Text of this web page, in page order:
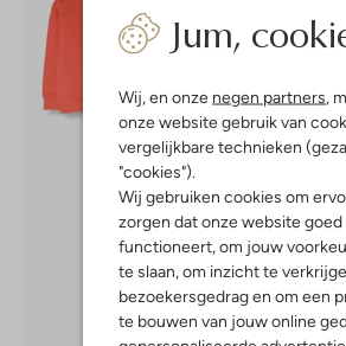
Jum,
Wij, en onze negen partners,
onze website gebruik van
vergelijkbare technieken
"cookies").
Wij gebruiken cookies om
zorgen dat onze website goed
functioneert, om jouw
te slaan, om inzicht te
bezoekersgedrag en om een
te bouwen van jouw online